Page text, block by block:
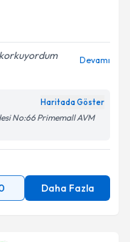
Devamı
Haritada Göster
No:66 Primemall AVM
Daha Fazla